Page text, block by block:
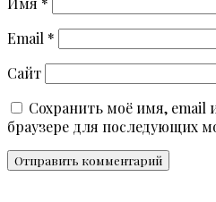
Email *
Сайт
Сохранить моё имя, email
браузере для последующих